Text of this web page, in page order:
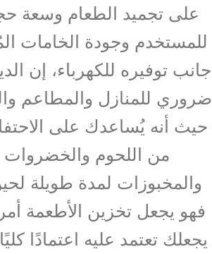
على تجميد الطعام وسعة
للمستخدم وجودة الخامات
جانب توفيره للكهرباء، إن
ضروري للمنازل والمطاعم
حيث أنه يُساعدك على
من اللحوم والخضروات
والمخبوزات لمدة طويلة
فهو يجعل تخزين الأطعمة
يجعلك تعتمد عليه اعتمادًا